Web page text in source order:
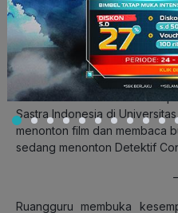
– Carl
Tentang Peresensi:
Astria Sekar Arum
Sastra Indonesia di
menonton film dan membaca
sedang menonton Detektif
Ruangguru membuka